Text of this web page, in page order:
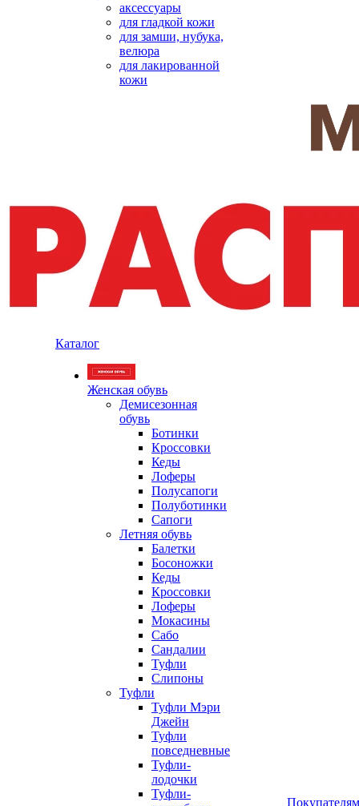
аксессуары
для гладкой кожи
для замши, нубука,
велюра
для лакированной
кожи
Каталог
Женская обувь
Демисезонная
обувь
Ботинки
Кроссовки
Кеды
Лоферы
Полусапоги
Полуботинки
Сапоги
Летняя обувь
Балетки
Босоножки
Кеды
Кроссовки
Лоферы
Мокасины
Сабо
Сандалии
Туфли
Слипоны
Туфли
Туфли Мэри
Джейн
Туфли
повседневные
Туфли-
лодочки
Туфли-
Покупателям